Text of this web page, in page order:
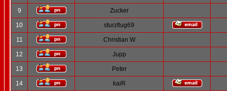
9 Zucker
10 sturzflug69
11 Christian W
12 Jupp
13 Peter
14 kaiR